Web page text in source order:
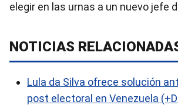
elegir en las urnas a un nuevo jefe
NOTICIAS
Lula da Silva ofrece solución
post electoral en Venezuela